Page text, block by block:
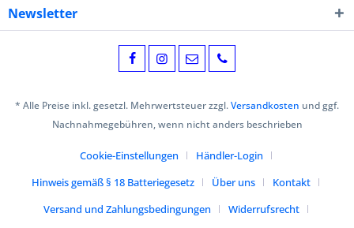
Newsletter
* Alle Preise inkl. gesetzl. Mehrwertsteuer zzgl.Versandkosten und ggf.
Nachnahmegebühren, wenn nicht anders beschrieben
Cookie-Einstellungen
Händler-Login
Hinweis gemäß § 18 Batteriegesetz
Über uns
Kontakt
Versand und Zahlungsbedingungen
Widerrufsrecht